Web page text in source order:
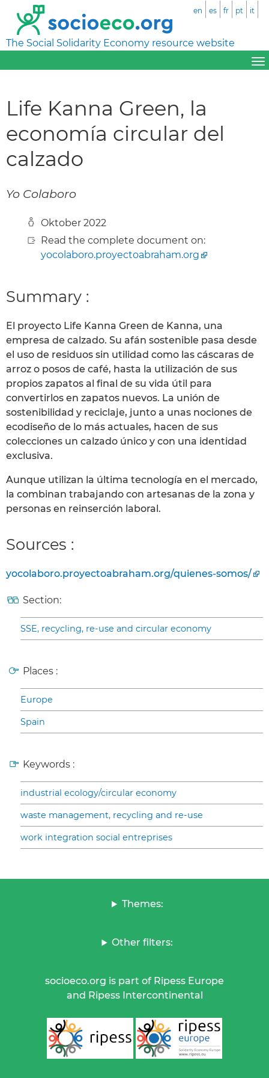
The Social Solidarity Economy resource website
en es fr pt it
Life Kanna Green, la
economía circular del
calzado
Yo Colaboro
Oktober 2022
Read the complete document on:
yocolaboro.proyectoabraham.org
Summary :
El proyecto Life Kanna Green de Kanna, una
empresa de calzado. Su afán sostenible pasa desde
el uso de residuos sin utilidad como las cáscaras de
arroz o posos de café, hasta la utilización de sus
propios zapatos al final de su vida útil para
convertirlos en zapatos nuevos. La unión de
sostenibilidad y reciclaje, junto a unas nociones de
ecodiseño de lo más actuales, hacen de sus
colecciones un calzado único y con una identidad
exclusiva.
Aunque utilizan la última tecnología en el mercado,
la combinan trabajando con artesanas de la zona y
personas en reinserción laboral.
Sources :
yocolaboro.proyectoabraham.org/quienes-somos/
Section:
SSE, recycling, re-use and circular economy
Places :
Europe
Spain
Keywords :
industrial ecology/circular economy
waste management, recycling and re-use
work integration social entreprises
Themes:
Other filters:
socioeco.org is part of Ripess Europe
and Ripess Intercontinental